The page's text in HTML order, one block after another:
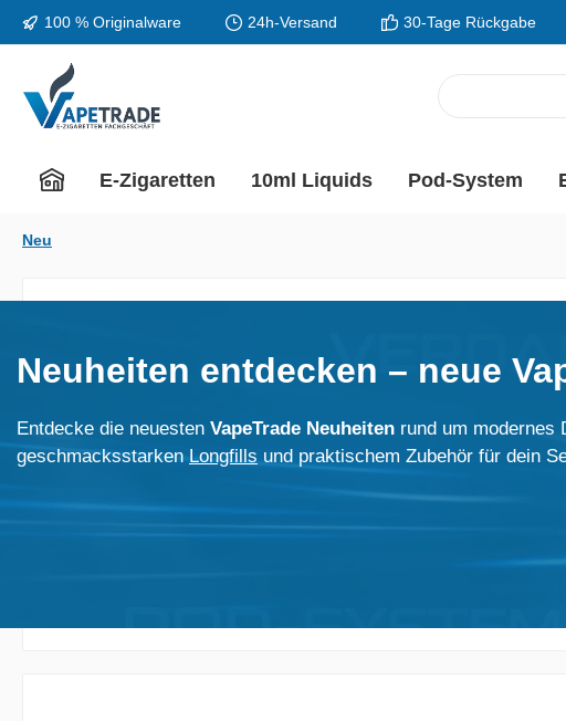
Hauptinhalt springen
Zur Suche springen
Zur Hauptnavigation springen
100 % Originalware 24h-Versand 30-Tage Rückgabe
E-Zigaretten 10ml Liquids Pod-System
Neu
Neuheiten entdecken – neue
Entdecke die neuesten VapeTrade Neuheiten rund um modernes
geschmacksstarken Longfills und praktischem Zubehör für dein